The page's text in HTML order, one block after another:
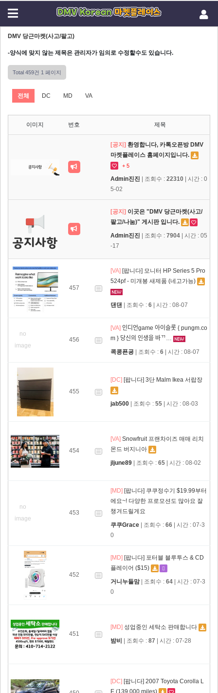
DMV 당근마켓(사고/팔고)
-양식에 맞지 않는 제목은 관리자가 임의로 수정할수도 있습니다.
Total 459건 1 페이지
전체 DC MD VA
이미지 번호 제목
[공지] 환영합니다, 카톡오픈방 DMV
마켓플레이스 홈페이지입니다.
+ 5
Admin진진 | 조회수 : 22310 | 시간 : 0
5-02
[공지] 이곳은 "DMV 당근마켓(사고/
팔고/나눔)" 게시판 입니다.
Admin진진 | 조회수 : 7904 | 시간 : 05
-17
457
[VA] [팝니다] 모니터 HP Series 5 Pro
524pf - 미개봉 새제품 (네고가능)
댄댄 | 조회수 : 6 | 시간 : 08-07
no
image
456
[VA] 인디언game 아이슬롯 { pungm.co
m } 당신의 인생을 바ᄁ…
콕콩푠굥 | 조회수 : 6 | 시간 : 08-07
455
[DC] [팝니다] 3단 Malm Ikea 서랍장
jab500 | 조회수 : 55 | 시간 : 08-03
454
[VA] Snowfruit 프랜차이즈 매매 리치
몬드 버지니아
jljune89 | 조회수 : 65 | 시간 : 08-02
no
image
453
[MD] [팝니다] 쿠쿠정수기 $19.99부터
에요~! 다양한 프로모션도 많아요 잘
챙겨드릴게요
쿠쿠Grace | 조회수 : 66 | 시간 : 07-3
0
452
[MD] [팝니다] 포터블 블루투스 & CD
플레이어 ($15)
거니누들맘| 조회수 : 64 | 시간 : 07-3
0
451
[MD] 성업중인 세탁소 판매합니다
밤비
| 조회수 : 87 | 시간 : 07-28
[DC] [팝니다] 2007 Toyota Corolla L